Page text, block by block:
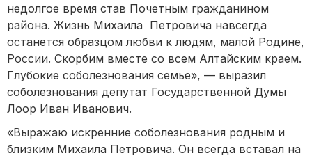
недолгое время став Почетным гражданином
района. Жизнь Михаила Петровича навсегда
останется образцом любви к людям, малой Родине,
России. Скорбим вместе со всем Алтайским краем.
Глубокие соболезнования семье», — выразил
соболезнования депутат Государственной Думы
Лоор Иван Иванович.
«Выражаю искренние соболезнования родным и
близким Михаила Петровича. Он всегда вставал на